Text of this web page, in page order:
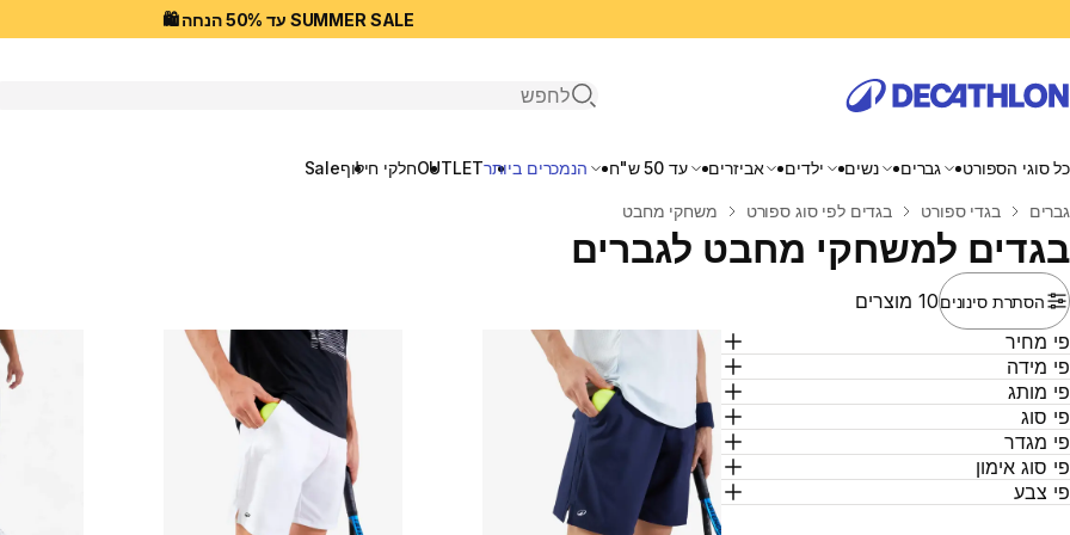
SUMMER SALE עד 50% הנחה 🛍️
פתיחת חיפוש
כל סוגי הספורט גברים נשים ילדים אביזרים עד 50 ש"ח הנמכרים ביותרOUTLETחלקי חילוףSale
בית
גברים בגדי ספורט בגדים לפי סוג ספורט משחקי מחבט
בגדים למשחקי מחבט לגברים
הסתרת סינונים10 מוצרים
מחיר
מידה
מותג
סוג
מגדר
סוג אימון
צבע